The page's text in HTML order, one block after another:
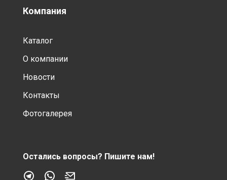
Компания
Каталог
О компании
Новости
Контакты
Фотогалерея
Остались вопросы? Пишите нам!